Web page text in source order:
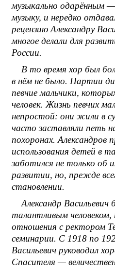
музыкально одарённым
музыку, и нередко
рецензию Александру
многое делали для
России.
В то время хор был
в нём не было. Партии
певчие мальчики,
человек. Жизнь певчих
непростой: они жили в
часто заставляли петь
похоронах. Александров
использования детей в
заботился не только об
развитии, но, прежде
становлении.
Александр Васильевич
талантливым человеком,
отношения с ректором
семинарии. С 1918 по
Васильевич руководил
Спасителя —